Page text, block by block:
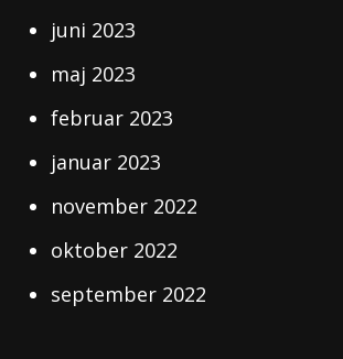
juni 2023
maj 2023
februar 2023
januar 2023
november 2022
oktober 2022
september 2022